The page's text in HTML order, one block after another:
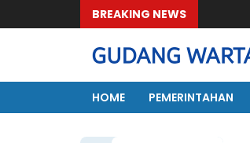
BREAKING NEWS
HOME
PEMERINTAHAN